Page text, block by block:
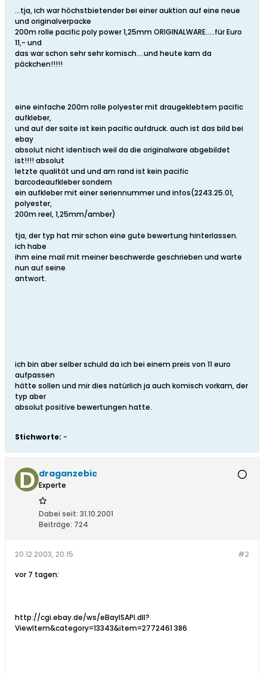
...tja, ich war höchstbietender bei einer auktion auf eine neue
und originalverpacke
200m rolle pacific poly power 1,25mm ORIGINALWARE.....für Euro
11,- und
das war schon sehr sehr komisch....und heute kam da
päckchen!!!!!
eine einfache 200m rolle polyester mit draugeklebtem pacific
aufkleber,
und auf der saite ist kein pacific aufdruck. auch ist das bild bei
ebay
absolut nicht identisch weil da die originalware abgebildet
ist!!!! absolut
letzte qualität und und am rand ist kein pacific
barcodeaufkleber sondern
ein aufkleber mit einer seriennummer und infos(2243.25.01,
polyester,
200m reel, 1,25mm/amber)
tja, der typ hat mir schon eine gute bewertung hinterlassen.
ich habe
ihm eine mail mit meiner beschwerde geschrieben und warte
nun auf seine
antwort.
ich bin aber selber schuld da ich bei einem preis von 11 euro
aufpassen
hätte sollen und mir dies natürlich ja auch komisch vorkam, der
typ aber
absolut positive bewertungen hatte.
Stichworte: -
draganzebic
Experte
Dabei seit: 31.10.2001
Beiträge: 724
#2
20.12.2003, 20:15
vor 7 tagen:
http://cgi.ebay.de/ws/eBayISAPI.dll?
ViewItem&category=13343&item=2772461 386